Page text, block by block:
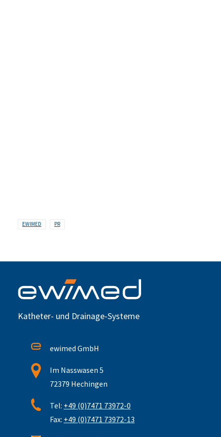
EWIMED PR
Katheter- und Drainage-Systeme
ewimed GmbH
Im Nasswasen 5
72379 Hechingen
Tel: +49 (0)7471 73972-0
Fax: +49 (0)7471 73972-13